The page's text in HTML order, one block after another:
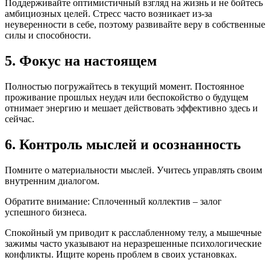
Поддерживайте оптимистичный взгляд на жизнь и не бойтесь
амбициозных целей. Стресс часто возникает из-за
неуверенности в себе, поэтому развивайте веру в собственные
силы и способности.
5. Фокус на настоящем
Полностью погружайтесь в текущий момент. Постоянное
проживание прошлых неудач или беспокойство о будущем
отнимает энергию и мешает действовать эффективно здесь и
сейчас.
6. Контроль мыслей и осознанность
Помните о материальности мыслей. Учитесь управлять своим
внутренним диалогом.
Обратите внимание: Сплоченный коллектив – залог
успешного бизнеса.
Спокойный ум приводит к расслабленному телу, а мышечные
зажимы часто указывают на неразрешенные психологические
конфликты. Ищите корень проблем в своих установках.